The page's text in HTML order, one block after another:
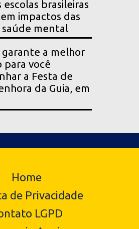
escolas brasileiras
impactos das
saúde mental
garante a melhor
para você
a Festa de
da Guia, em
Home
de Privacidade
LGPD